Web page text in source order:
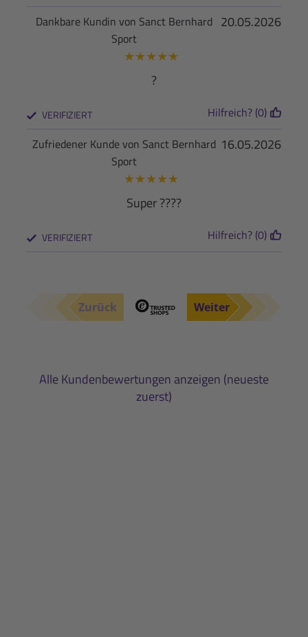
20.05.2026
Dankbare Kundin von Sanct Bernhard
Sport
★★★★★
?
VERIFIZIERT Hilfreich? (0)
16.05.2026
Zufriedener Kunde von Sanct Bernhard
Sport
★★★★★
Super ????
VERIFIZIERT Hilfreich? (0)
Zurück Weiter
Alle Kundenbewertungen anzeigen (neueste
zuerst)